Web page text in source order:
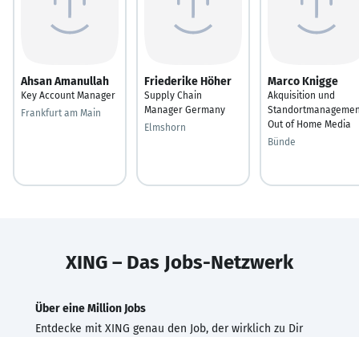
Ahsan Amanullah
Key Account Manager
Frankfurt am Main
Friederike Höher
Supply Chain
Manager Germany
Elmshorn
Marco Knigge
Akquisition und
Out of Home Media
Bünde
XING – Das Jobs-Netzwerk
Über eine Million Jobs
Entdecke mit XING genau den Job, der wirklich zu Dir